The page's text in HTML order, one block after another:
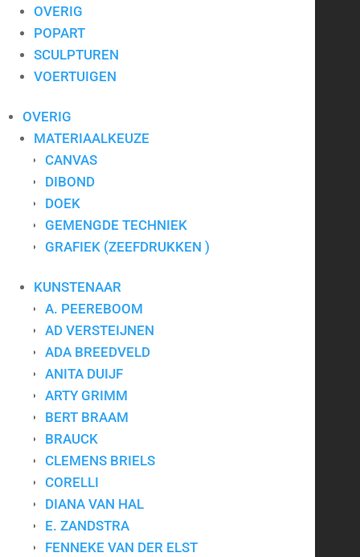
OVERIG
POPART
SCULPTUREN
VOERTUIGEN
OVERIG
MATERIAALKEUZE
CANVAS
DIBOND
DOEK
GEMENGDE TECHNIEK
GRAFIEK (ZEEFDRUKKEN )
KUNSTENAAR
A. PEEREBOOM
AD VERSTEIJNEN
ADA BREEDVELD
ANITA DUIJF
ARTY GRIMM
BERT BRAAM
BRAUCK
CLEMENS BRIELS
CORELLI
DIANA VAN HAL
E. ZANDSTRA
FENNEKE VAN DER ELST
Mobiel:+31-(0)6-24640033
E-mail:info@artforcompany.nl
BTW: NL001780285B65
Privacyverklaring
Kunst voor bedrijven
Kunst op kantoor
Bedrijfskunst
Schilderijen voor bedrijven
Schilderijen voor kantoor
Kunst relatiegeschenken
Schilderij op maat
Kunstuitleen Eindhoven
Kunstuitleen Tilburg
Kunstuitleen Den Bosch
Kunstuitleen Brabant